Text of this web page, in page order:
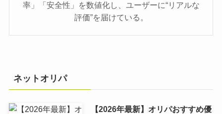
率」「安全性」を数値化し、ユーザーに“リアルな
評価”を届けている。
ネットオリパ
【2026年最新】オリパおすすめ優